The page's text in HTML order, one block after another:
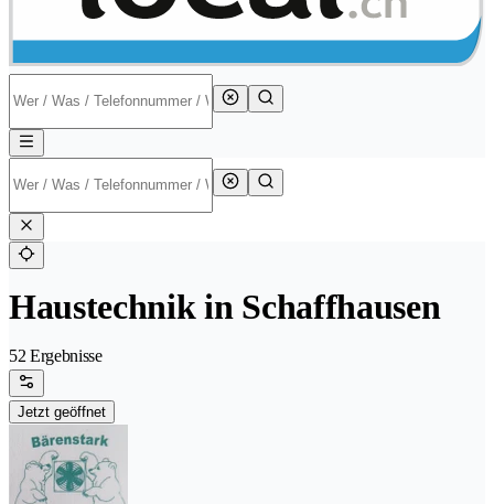
Haustechnik in Schaffhausen
52 Ergebnisse
Jetzt geöffnet